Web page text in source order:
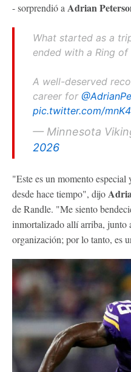
- sorprendió a Adrian
What started as a
ended with a Ring
A well-deserved
career for
pic.twitter.com/
— Minnesota
2026
"Este es un momento
desde hace tiempo", dijo
de Randle. "Me siento
inmortalizado allí arriba, junto
organización; por lo tanto, es